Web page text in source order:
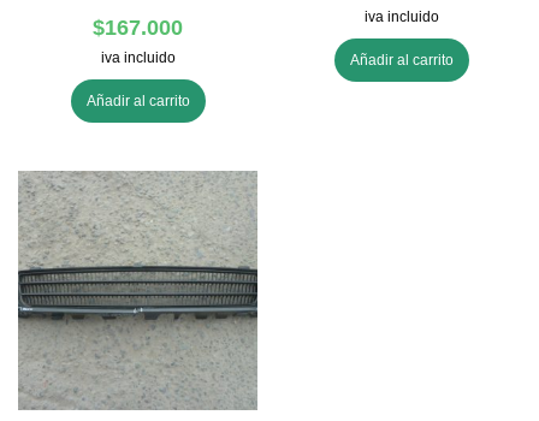
$167.000
iva incluido
Añadir al carrito
iva incluido
Añadir al carrito